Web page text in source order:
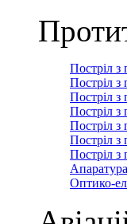
Постріл
Постріл
Постріл
Постріл
Постріл
Постріл
Постріл
Оптико-